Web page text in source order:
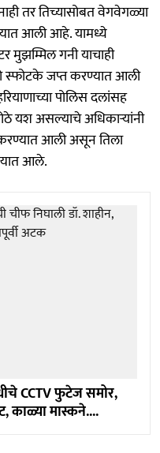
तर तिच्यासोबत वेगवेगळ्या
आली आहे. यामध्ये
मुझम्मिल गनी याचाही
स्फोटके जप्त करण्यात आली
पोलिस दलांसह
यश असल्याचे अधिकाऱ्यांनी
आली असून तिला
आले.
CCTV फुटेज समोर,
काळ्या मास्कने....